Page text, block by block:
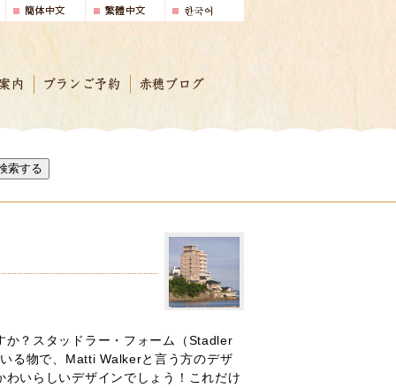
内 プランご予約 赤穂ブログ
索する
か？スタッドラー・フォーム（Stadler
る物で、Matti Walkerと言う方のデザ
わいらしいデザインでしょう！これだけ